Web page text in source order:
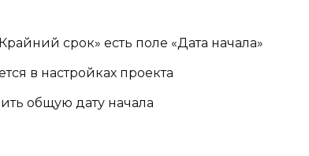
срок» есть поле «Дата начала»
в настройках проекта
общую дату начала